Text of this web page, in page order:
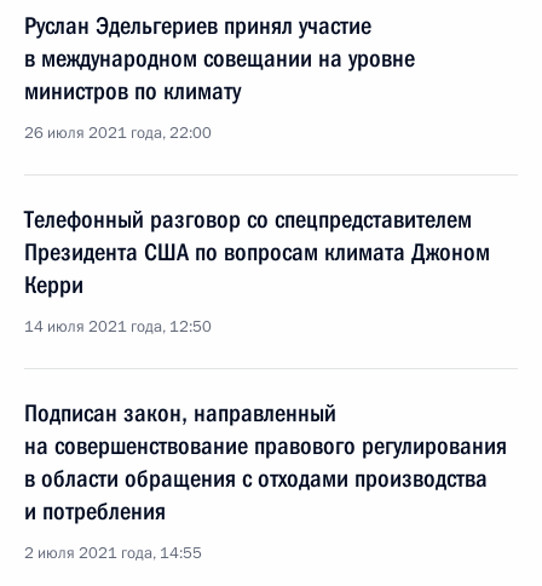
Руслан Эдельгериев принял участие
в международном совещании на уровне
министров по климату
26 июля 2021 года, 22:00
Телефонный разговор со спецпредставителем
Президента США по вопросам климата Джоном
Керри
14 июля 2021 года, 12:50
Подписан закон, направленный
на совершенствование правового регулирования
в области обращения с отходами производства
и потребления
2 июля 2021 года, 14:55